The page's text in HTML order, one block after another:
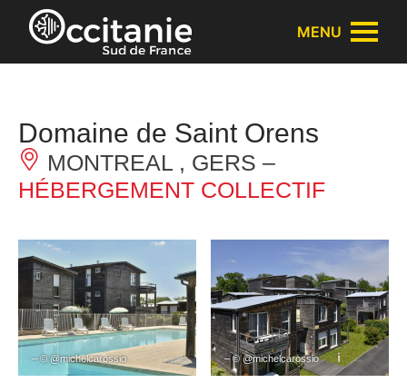
Panneau de gestion des cookies
MENU
Domaine de Saint Orens
MONTREAL , GERS –
HÉBERGEMENT COLLECTIF
– © @michelcarossio – © @michelcarossio